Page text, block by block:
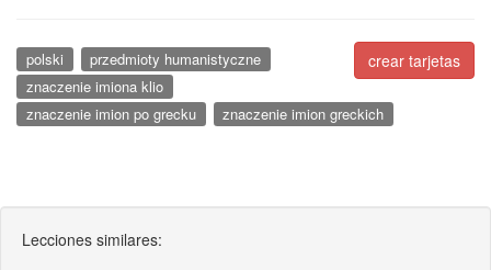
crear tarjetas
polski
przedmioty humanistyczne
znaczenie imiona klio
znaczenie imion po grecku
znaczenie imion greckich
Lecciones similares: